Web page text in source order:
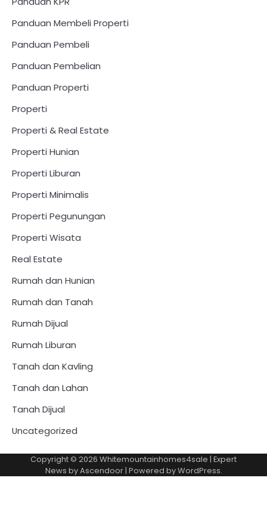
Panduan Membeli Properti
Panduan Pembeli
Panduan Pembelian
Panduan Properti
Properti
Properti & Real Estate
Properti Hunian
Properti Liburan
Properti Minimalis
Properti Pegunungan
Properti Wisata
Real Estate
Rumah dan Hunian
Rumah dan Tanah
Rumah Dijual
Rumah Liburan
Tanah dan Kavling
Tanah dan Lahan
Tanah Dijual
Uncategorized
Copyright © 2026 Whitemountainhomes4sale | Expert
News byAscendoor| Powered byWordPress.